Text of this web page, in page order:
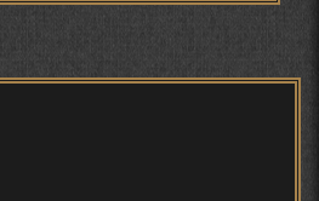
МАЪНОӢ ДАР АШЪОРИ